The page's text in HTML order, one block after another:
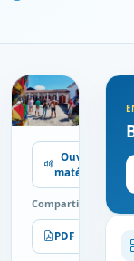
Ouvir
matéria
Compartilhe
PDF